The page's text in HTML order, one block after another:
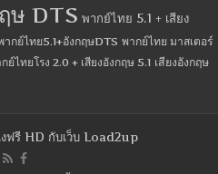
ษ DTS พากย์ไทย 5.1 + เสียง
ากย์ไทย5.1+อังกฤษDTS พากย์ไทย มาสเตอร์
ย์ไทยโรง 2.0 + เสียงอังกฤษ 5.1 เสียงอังกฤษ
ฟรี HD กับเว็บ Load2up